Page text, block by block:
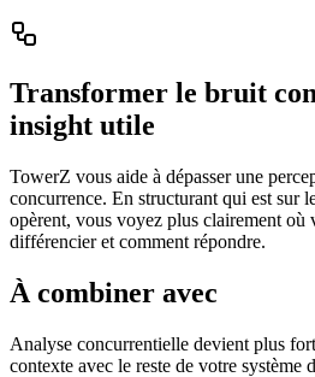
Transformer le bruit
insight utile
TowerZ vous aide à dépasser une
concurrence. En structurant qui est sur
opèrent, vous voyez plus clairement où
différencier et comment répondre.
À combiner avec
Analyse concurrentielle devient plus
contexte avec le reste de votre système